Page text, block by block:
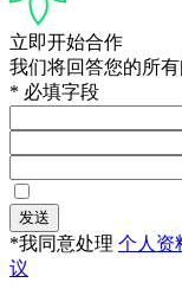
立即开始合作
我们将回答您的所
* 必填字段
发送
*我同意处理 个人资
议